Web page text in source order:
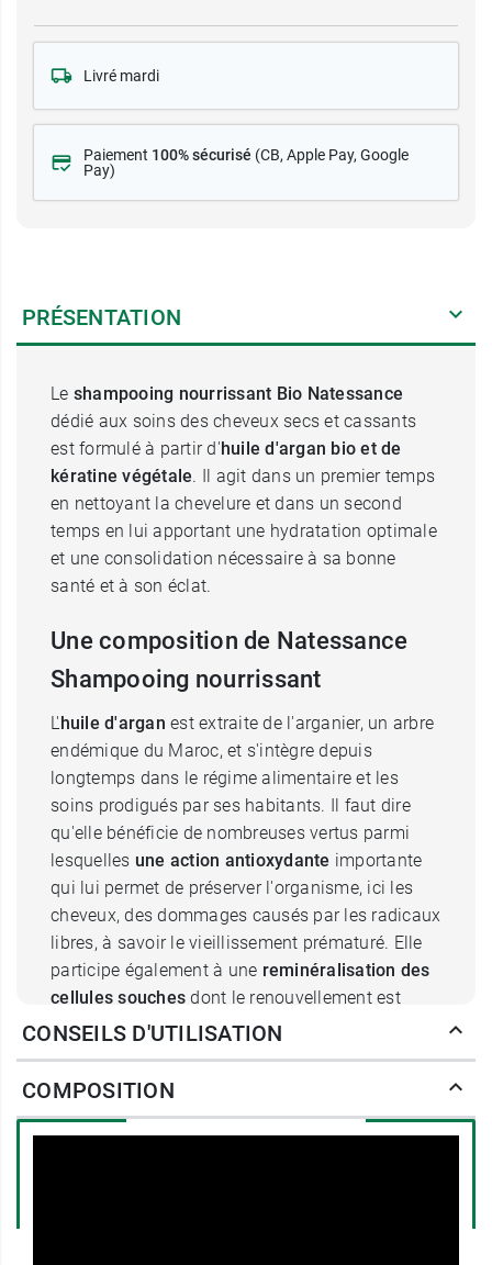
Livré mardi
Paiement 100% sécurisé (CB, Apple Pay, Google
Pay)
PRÉSENTATION
Le shampooing nourrissant Bio Natessance
dédié aux soins des cheveux secs et cassants
est formulé à partir d'huile d'argan bio et de
kératine végétale. Il agit dans un premier temps
en nettoyant la chevelure et dans un second
temps en lui apportant une hydratation optimale
et une consolidation nécessaire à sa bonne
santé et à son éclat.
Une composition de Natessance
Shampooing nourrissant
L'huile d'argan est extraite de l'arganier, un arbre
endémique du Maroc, et s'intègre depuis
longtemps dans le régime alimentaire et les
soins prodigués par ses habitants. Il faut dire
qu'elle bénéficie de nombreuses vertus parmi
lesquelles une action antioxydante importante
qui lui permet de préserver l'organisme, ici les
cheveux, des dommages causés par les radicaux
libres, à savoir le vieillissement prématuré. Elle
participe également à une reminéralisation des
cellules souches dont le renouvellement est
stimulé pour une pousse de cheveux plus sains
shampooing nourrissant Bio Natessance, vient
CONSEILS D'UTILISATION
COMPOSITION